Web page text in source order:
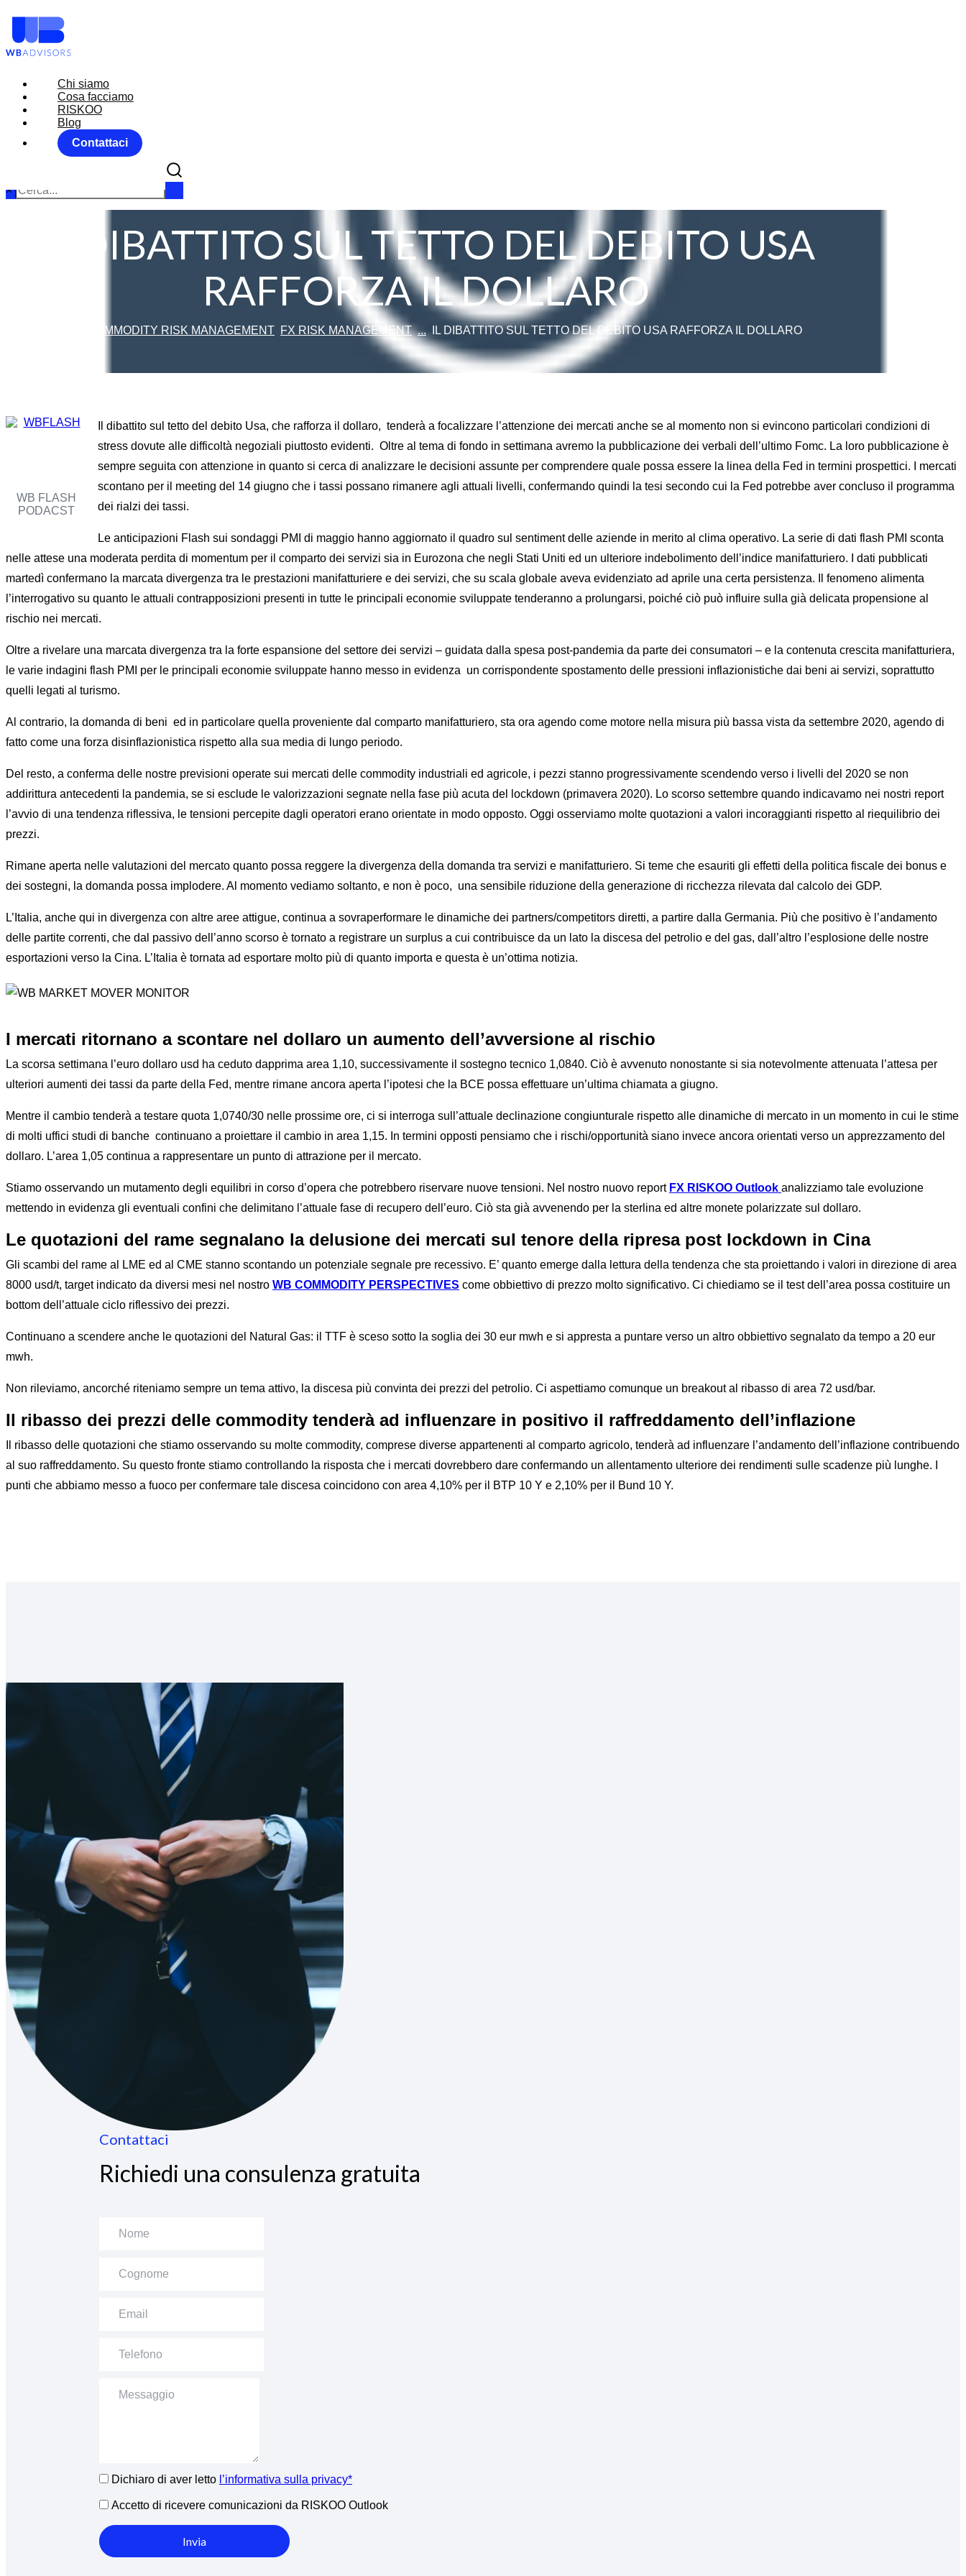
Chi siamo
Cosa facciamo
RISKOO
Blog
Contattaci
Chi siamo
Cosa facciamo
RISKOO
Blog
Contattaci
×
IL DIBATTITO SUL TETTO DEL DEBITO USA
RAFFORZA IL DOLLARO
COMMODITY RISK MANAGEMENT FX RISK MANAGEMENT ... IL DIBATTITO SUL TETTO DEL DEBITO USA RAFFORZA IL DOLLARO
WB FLASH
PODACST
Il dibattito sul tetto del debito Usa, che rafforza il dollaro, tenderà a focalizzare l’attenzione dei mercati anche se al momento non si evincono particolari condizioni di
stress dovute alle difficoltà negoziali piuttosto evidenti. Oltre al tema di fondo in settimana avremo la pubblicazione dei verbali dell’ultimo Fomc. La loro pubblicazione è
sempre seguita con attenzione in quanto si cerca di analizzare le decisioni assunte per comprendere quale possa essere la linea della Fed in termini prospettici. I mercati
scontano per il meeting del 14 giugno che i tassi possano rimanere agli attuali livelli, confermando quindi la tesi secondo cui la Fed potrebbe aver concluso il programma
dei rialzi dei tassi.
Le anticipazioni Flash sui sondaggi PMI di maggio hanno aggiornato il quadro sul sentiment delle aziende in merito al clima operativo. La serie di dati flash PMI sconta
nelle attese una moderata perdita di momentum per il comparto dei servizi sia in Eurozona che negli Stati Uniti ed un ulteriore indebolimento dell’indice manifatturiero. I dati pubblicati
martedì confermano la marcata divergenza tra le prestazioni manifatturiere e dei servizi, che su scala globale aveva evidenziato ad aprile una certa persistenza. Il fenomeno alimenta
l’interrogativo su quanto le attuali contrapposizioni presenti in tutte le principali economie sviluppate tenderanno a prolungarsi, poiché ciò può influire sulla già delicata propensione al
rischio nei mercati.
Oltre a rivelare una marcata divergenza tra la forte espansione del settore dei servizi – guidata dalla spesa post-pandemia da parte dei consumatori – e la contenuta crescita manifatturiera,
le varie indagini flash PMI per le principali economie sviluppate hanno messo in evidenza un corrispondente spostamento delle pressioni inflazionistiche dai beni ai servizi, soprattutto
quelli legati al turismo.
Al contrario, la domanda di beni ed in particolare quella proveniente dal comparto manifatturiero, sta ora agendo come motore nella misura più bassa vista da settembre 2020, agendo di
fatto come una forza disinflazionistica rispetto alla sua media di lungo periodo.
Del resto, a conferma delle nostre previsioni operate sui mercati delle commodity industriali ed agricole, i pezzi stanno progressivamente scendendo verso i livelli del 2020 se non
addirittura antecedenti la pandemia, se si esclude le valorizzazioni segnate nella fase più acuta del lockdown (primavera 2020). Lo scorso settembre quando indicavamo nei nostri report
l’avvio di una tendenza riflessiva, le tensioni percepite dagli operatori erano orientate in modo opposto. Oggi osserviamo molte quotazioni a valori incoraggianti rispetto al riequilibrio dei
prezzi.
Rimane aperta nelle valutazioni del mercato quanto possa reggere la divergenza della domanda tra servizi e manifatturiero. Si teme che esauriti gli effetti della politica fiscale dei bonus e
dei sostegni, la domanda possa implodere. Al momento vediamo soltanto, e non è poco, una sensibile riduzione della generazione di ricchezza rilevata dal calcolo dei GDP.
L’Italia, anche qui in divergenza con altre aree attigue, continua a sovraperformare le dinamiche dei partners/competitors diretti, a partire dalla Germania. Più che positivo è l’andamento
delle partite correnti, che dal passivo dell’anno scorso è tornato a registrare un surplus a cui contribuisce da un lato la discesa del petrolio e del gas, dall’altro l’esplosione delle nostre
esportazioni verso la Cina. L’Italia è tornata ad esportare molto più di quanto importa e questa è un’ottima notizia.
I mercati ritornano a scontare nel dollaro un aumento dell’avversione al rischio
La scorsa settimana l’euro dollaro usd ha ceduto dapprima area 1,10, successivamente il sostegno tecnico 1,0840. Ciò è avvenuto nonostante si sia notevolmente attenuata l’attesa per
ulteriori aumenti dei tassi da parte della Fed, mentre rimane ancora aperta l’ipotesi che la BCE possa effettuare un’ultima chiamata a giugno.
Mentre il cambio tenderà a testare quota 1,0740/30 nelle prossime ore, ci si interroga sull’attuale declinazione congiunturale rispetto alle dinamiche di mercato in un momento in cui le stime
di molti uffici studi di banche continuano a proiettare il cambio in area 1,15. In termini opposti pensiamo che i rischi/opportunità siano invece ancora orientati verso un apprezzamento del
dollaro. L’area 1,05 continua a rappresentare un punto di attrazione per il mercato.
Stiamo osservando un mutamento degli equilibri in corso d’opera che potrebbero riservare nuove tensioni. Nel nostro nuovo report FX RISKOO Outlook analizziamo tale evoluzione
mettendo in evidenza gli eventuali confini che delimitano l’attuale fase di recupero dell’euro. Ciò sta già avvenendo per la sterlina ed altre monete polarizzate sul dollaro.
Le quotazioni del rame segnalano la delusione dei mercati sul tenore della ripresa post lockdown in Cina
Gli scambi del rame al LME ed al CME stanno scontando un potenziale segnale pre recessivo. E’ quanto emerge dalla lettura della tendenza che sta proiettando i valori in direzione di area
8000 usd/t, target indicato da diversi mesi nel nostro WB COMMODITY PERSPECTIVES come obbiettivo di prezzo molto significativo. Ci chiediamo se il test dell’area possa costituire un
bottom dell’attuale ciclo riflessivo dei prezzi.
Continuano a scendere anche le quotazioni del Natural Gas: il TTF è sceso sotto la soglia dei 30 eur mwh e si appresta a puntare verso un altro obbiettivo segnalato da tempo a 20 eur
mwh.
Non rileviamo, ancorché riteniamo sempre un tema attivo, la discesa più convinta dei prezzi del petrolio. Ci aspettiamo comunque un breakout al ribasso di area 72 usd/bar.
Il ribasso dei prezzi delle commodity tenderà ad influenzare in positivo il raffreddamento dell’inflazione
Il ribasso delle quotazioni che stiamo osservando su molte commodity, comprese diverse appartenenti al comparto agricolo, tenderà ad influenzare l’andamento dell’inflazione contribuendo
al suo raffreddamento. Su questo fronte stiamo controllando la risposta che i mercati dovrebbero dare confermando un allentamento ulteriore dei rendimenti sulle scadenze più lunghe. I
punti che abbiamo messo a fuoco per confermare tale discesa coincidono con area 4,10% per il BTP 10 Y e 2,10% per il Bund 10 Y.
Contattaci
Richiedi una consulenza gratuita
Dichiaro di aver letto l’informativa sulla privacy*
Accetto di ricevere comunicazioni da RISKOO Outlook
Invia